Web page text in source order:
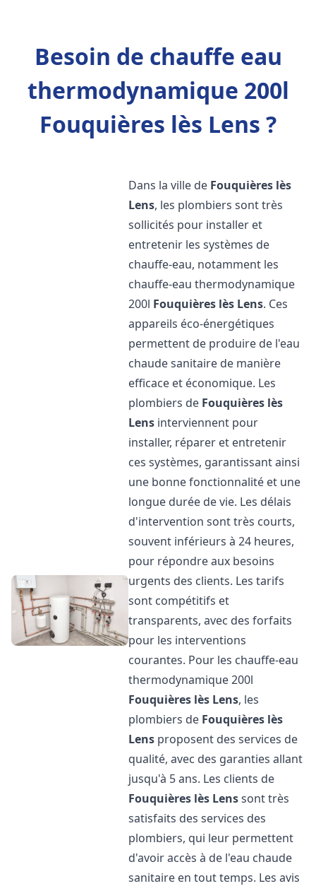
Besoin de chauffe eau
thermodynamique 200l
Fouquières lès Lens ?
Dans la ville de Fouquières lès
Lens, les plombiers sont très
sollicités pour installer et
entretenir les systèmes de
chauffe-eau, notamment les
chauffe-eau thermodynamique
200l Fouquières lès Lens. Ces
appareils éco-énergétiques
permettent de produire de l'eau
chaude sanitaire de manière
efficace et économique. Les
plombiers de Fouquières lès
Lens interviennent pour
installer, réparer et entretenir
ces systèmes, garantissant ainsi
une bonne fonctionnalité et une
longue durée de vie. Les délais
d'intervention sont très courts,
souvent inférieurs à 24 heures,
pour répondre aux besoins
urgents des clients. Les tarifs
sont compétitifs et
transparents, avec des forfaits
pour les interventions
courantes. Pour les chauffe-eau
thermodynamique 200l
Fouquières lès Lens, les
plombiers de Fouquières lès
Lens proposent des services de
qualité, avec des garanties allant
jusqu'à 5 ans. Les clients de
Fouquières lès Lenssont très
satisfaits des services des
plombiers, qui leur permettent
d'avoir accès à de l'eau chaude
sanitaire en tout temps. Les avis